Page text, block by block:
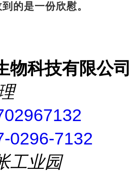
的是一份欣慰。
物科技有限公司
0296-7132
工业园